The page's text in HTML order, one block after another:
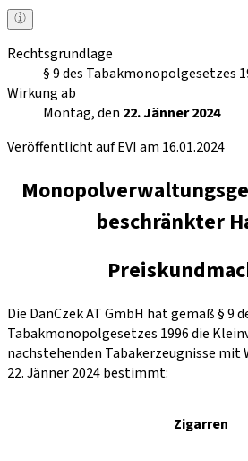
Rechtsgrundlage
§ 9 des Tabakmonopolgesetzes
Wirkung ab
Montag, den 22. Jänner 2024
Veröffentlicht auf EVI am 16.01.2024
beschränkter
Die DanCzek AT GmbH hat gemäß § 9
Tabakmonopolgesetzes 1996 die
nachstehenden Tabakerzeugnisse mit
22. Jänner 2024 bestimmt:
Zigarren